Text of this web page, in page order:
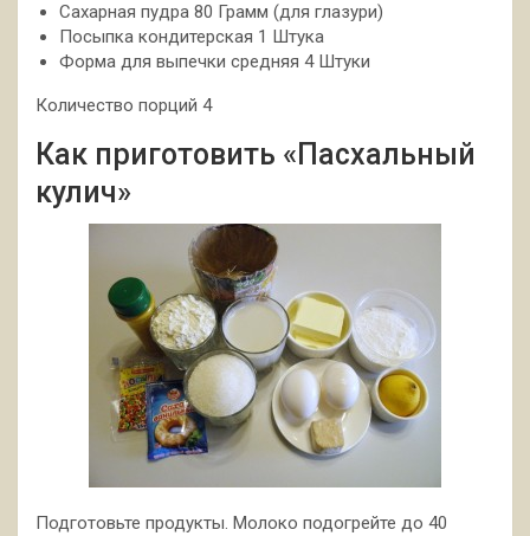
Сахарная пудра 80 Грамм (для глазури)
Посыпка кондитерская 1 Штука
Форма для выпечки средняя 4 Штуки
Количество порций 4
Как приготовить «Пасхальный
кулич»
Подготовьте продукты. Молоко подогрейте до 40